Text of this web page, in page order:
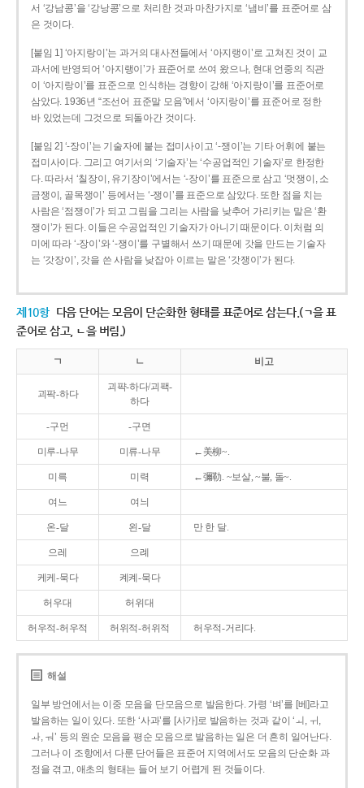
서 ‘강남콩’을 ‘강낭콩’으로 처리한 것과 마찬가지로 ‘냄비’를 표준어로 삼
은 것이다.
[붙임 1] ‘아지랑이’는 과거의 대사전들에서 ‘아지랭이’로 고쳐진 것이 교
과서에 반영되어 ‘아지랭이’가 표준어로 쓰여 왔으나, 현대 언중의 직관
이 ‘아지랑이’를 표준으로 인식하는 경향이 강해 ‘아지랑이’를 표준어로
삼았다. 1936년 “조선어 표준말 모음”에서 ‘아지랑이’를 표준어로 정한
바 있었는데 그것으로 되돌아간 것이다.
[붙임 2] ‘-장이’는 기술자에 붙는 접미사이고 ‘-쟁이’는 기타 어휘에 붙는
접미사이다. 그리고 여기서의 ‘기술자’는 ‘수공업적인 기술자’로 한정한
다. 따라서 ‘칠장이, 유기장이’에서는 ‘-장이’를 표준으로 삼고 ‘멋쟁이, 소
금쟁이, 골목쟁이’ 등에서는 ‘-쟁이’를 표준으로 삼았다. 또한 점을 치는
사람은 ‘점쟁이’가 되고 그림을 그리는 사람을 낮추어 가리키는 말은 ‘환
쟁이’가 된다. 이들은 수공업적인 기술자가 아니기 때문이다. 이처럼 의
미에 따라 ‘-장이’와 ‘-쟁이’를 구별해서 쓰기 때문에 갓을 만드는 기술자
는 ‘갓장이’, 갓을 쓴 사람을 낮잡아 이르는 말은 ‘갓쟁이’가 된다.
제10항 다음 단어는 모음이 단순화한 형태를 표준어로 삼는다.(ㄱ을 표
준어로 삼고, ㄴ을 버림.)
ㄱ ㄴ 비고
괴팍-하다
괴퍅-하다/괴팩-
하다
-구먼 -구면
미루-나무 미류-나무 ←美柳~.
미륵 미력 ←彌勒. ~보살, ~불, 돌~.
여느 여늬
온-달 왼-달 만 한 달.
으레 으례
케케-묵다 켸켸-묵다
허우대 허위대
허우적-허우적 허위적-허위적 허우적-거리다.
해설
일부 방언에서는 이중 모음을 단모음으로 발음한다. 가령 ‘벼’를 [베]라고
발음하는 일이 있다. 또한 ‘사과’를 [사가]로 발음하는 것과 같이 ‘ㅚ, ㅟ,
ㅘ, ㅝ’ 등의 원순 모음을 평순 모음으로 발음하는 일은 더 흔히 일어난다.
그러나 이 조항에서 다룬 단어들은 표준어 지역에서도 모음의 단순화 과
정을 겪고, 애초의 형태는 들어 보기 어렵게 된 것들이다.